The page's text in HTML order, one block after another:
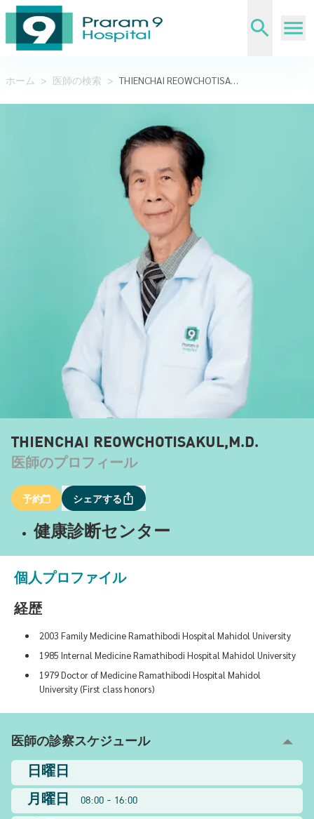
ホーム > 医師の検索 > THIENCHAI REOWCHOTISAKUL,M.D.
THIENCHAI REOWCHOTISAKUL,M.D.
医師のプロフィール
予約 シェアする
健康診断センター
個人プロファイル
経歴
2003 Family Medicine Ramathibodi Hospital Mahidol University
1985 Internal Medicine Ramathibodi Hospital Mahidol University
1979 Doctor of Medicine Ramathibodi Hospital Mahidol
University (First class honors)
医師の診察スケジュール
日曜日
月曜日
08:00 - 16:00